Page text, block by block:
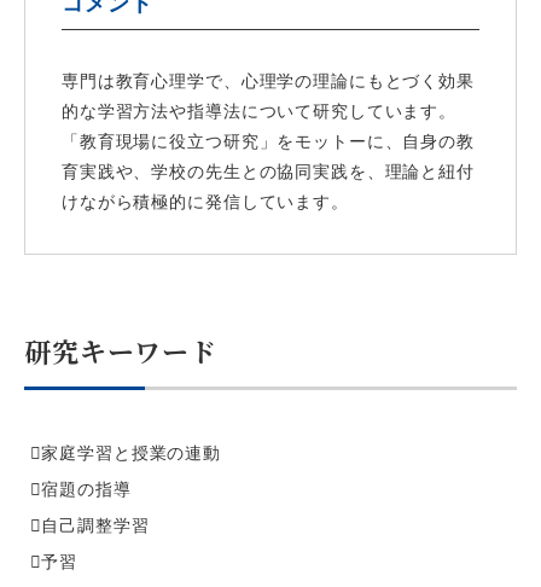
専門は教育心理学で、心理学の理論にもとづく効果
的な学習方法や指導法について研究しています。
「教育現場に役立つ研究」をモットーに、自身の教
育実践や、学校の先生との協同実践を、理論と紐付
けながら積極的に発信しています。
研究キーワード
家庭学習と授業の連動
宿題の指導
自己調整学習
予習